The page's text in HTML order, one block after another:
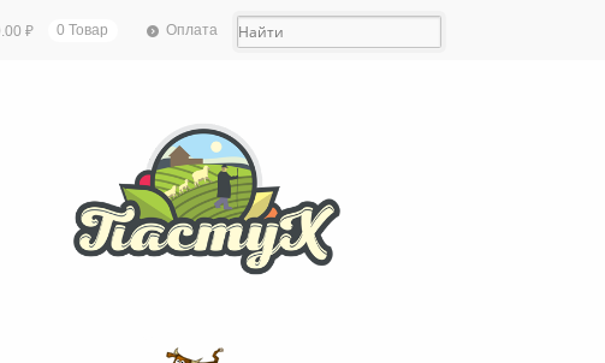
₽ 0 Товар Оплата